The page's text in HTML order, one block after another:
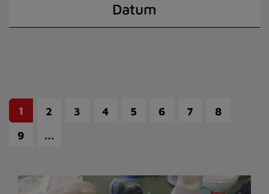
Datum
1 2 3 4 5 6 7
8
9
…